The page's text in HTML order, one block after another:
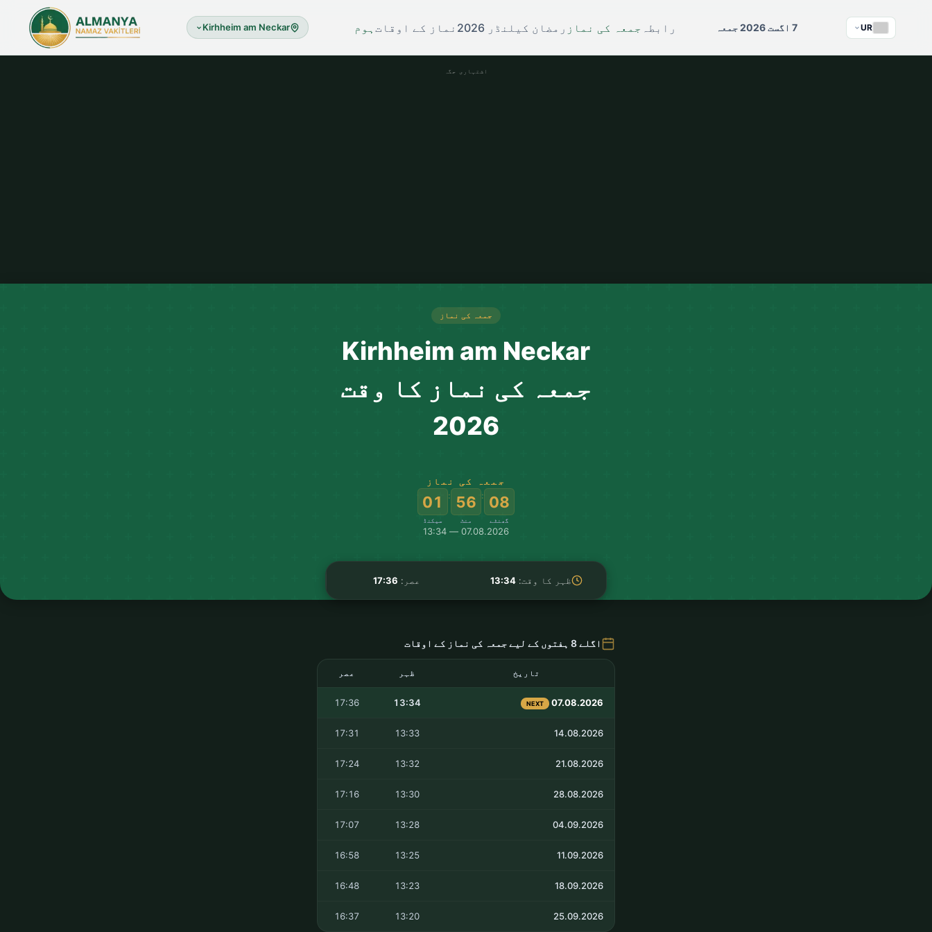
Kirhheim am Neckar ہوم نماز کے اوقات رمضان کیلنڈر 2026 جمعہ کی نماز رابطہ 7 اگست 2026 جمعہ UR
اشتہاری جگہ
جمعہ کی نماز
Kirhheim am Neckar
جمعہ کی نماز کا وقت
2026
جمعہ کی نماز
08
گھنٹے
:
56
منٹ
:
01
سیکنڈ
07.08.2026 — 13:34
ظہر کا وقت:13:34 عصر: 17:36
اگلے 8 ہفتوں کے لیے جمعہ کی نماز کے اوقات
تاریخ ظہر عصر
07.08.2026
NEXT
13:34
17:36
14.08.2026
13:33
17:31
21.08.2026
13:32
17:24
28.08.2026
13:30
17:16
04.09.2026
13:28
17:07
11.09.2026
13:25
16:58
18.09.2026
13:23
16:48
25.09.2026
13:20
16:37